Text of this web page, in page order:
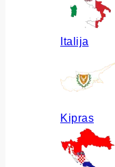
Italija
Kipras